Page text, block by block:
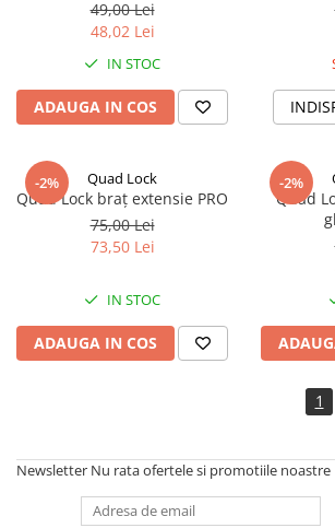
49,00 Lei
48,02 Lei
IN STOC
ADAUGA IN COS
-2% Quad Lock
Quad Lock braț extensie PRO
75,00 Lei
73,50 Lei
IN STOC
ADAUGA IN COS
-2%
Quad
1
Newsletter Nu rata ofertele si promotiile noastre